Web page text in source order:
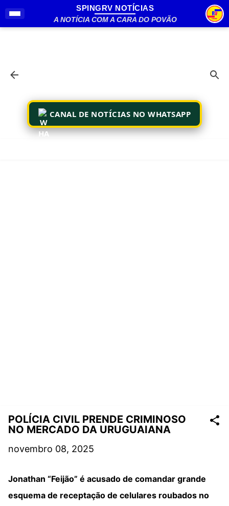
Pular para o conteúdo principal
SPINGRV NOTÍCIAS
A NOTÍCIA COM A CARA DO POVÃO
CANAL DE NOTÍCIAS NO WHATSAPP
POLÍCIA CIVIL PRENDE CRIMINOSO
NO MERCADO DA URUGUAIANA
novembro 08, 2025
Jonathan “Feijão” é acusado de comandar grande
esquema de receptação de celulares roubados no